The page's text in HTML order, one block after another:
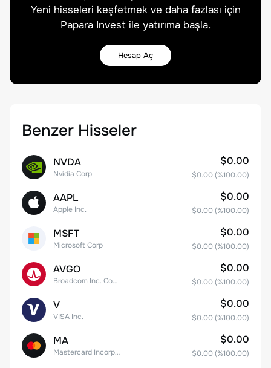
Yeni hisseleri keşfetmek ve daha fazlası için
Papara Invest ile yatırıma başla.
Hesap Aç
Benzer Hisseler
NVDA
Nvidia Corp
$0.00
$0.00 (%100.00)
AAPL
Apple Inc.
$0.00
$0.00 (%100.00)
MSFT
Microsoft Corp
$0.00
$0.00 (%100.00)
AVGO
Broadcom Inc. Common Stock
$0.00
$0.00 (%100.00)
V
VISA Inc.
$0.00
$0.00 (%100.00)
MA
Mastercard Incorporated
$0.00
$0.00 (%100.00)